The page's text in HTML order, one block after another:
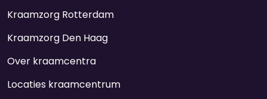
Kraamzorg Rotterdam
Kraamzorg Den Haag
Over kraamcentra
Locaties kraamcentrum